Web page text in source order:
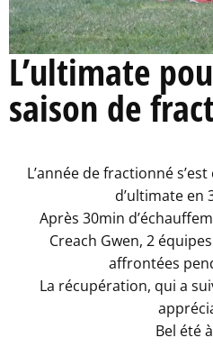
L’ultimate
saison de
L’année de fractionné
d’ultimate en
Après 30min
Creach Gwen, 2
affrontées
La récupération, qui a
Bel été